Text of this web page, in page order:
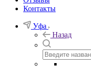
Контакты
Уфа
Назад